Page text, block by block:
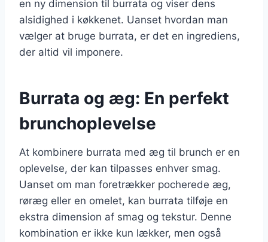
en ny dimension til burrata og viser dens
alsidighed i køkkenet. Uanset hvordan man
vælger at bruge burrata, er det en ingrediens,
der altid vil imponere.
Burrata og æg: En perfekt
brunchoplevelse
At kombinere burrata med æg til brunch er en
oplevelse, der kan tilpasses enhver smag.
Uanset om man foretrækker pocherede æg,
røræg eller en omelet, kan burrata tilføje en
ekstra dimension af smag og tekstur. Denne
kombination er ikke kun lækker, men også